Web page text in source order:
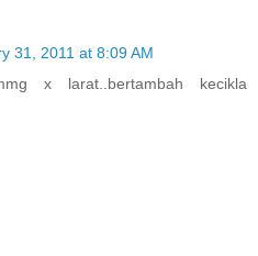
31, 2011 at 8:09 AM
x larat..bertambah kecikla